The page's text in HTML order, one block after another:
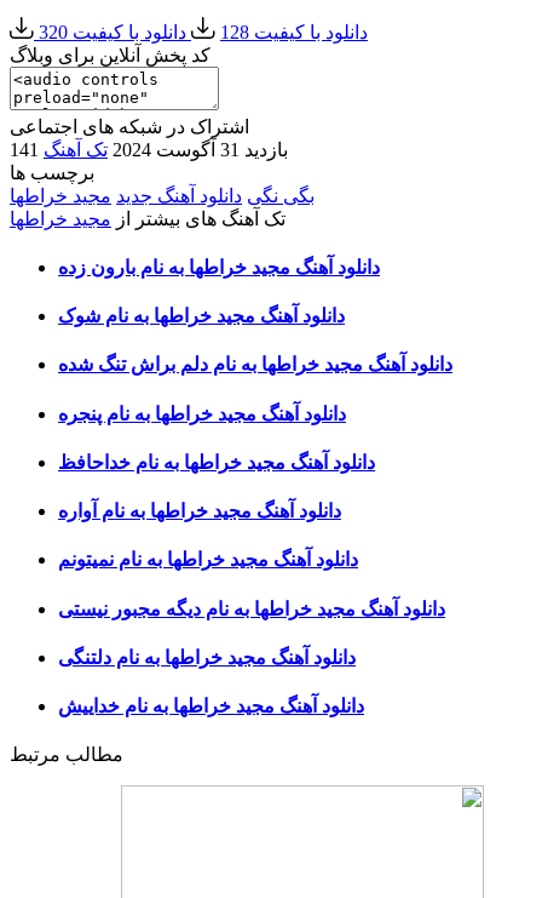
دانلود با کیفیت 128
دانلود با کیفیت 320
کد پخش آنلاین برای وبلاگ
اشتراک در شبکه های اجتماعی
141 بازدید 31 آگوست 2024
تک آهنگ
برچسب ها
بگی نگی دانلود آهنگ جدید مجید خراطها
تک آهنگ های بیشتر از مجید خراطها
دانلود آهنگ مجید خراطها به نام بارون زده
دانلود آهنگ مجید خراطها به نام شوک
دانلود آهنگ مجید خراطها به نام دلم براش تنگ شده
دانلود آهنگ مجید خراطها به نام پنجره
دانلود آهنگ مجید خراطها به نام خداحافظ
دانلود آهنگ مجید خراطها به نام آواره
دانلود آهنگ مجید خراطها به نام نمیتونم
دانلود آهنگ مجید خراطها به نام دیگه مجبور نیستی
دانلود آهنگ مجید خراطها به نام دلتنگی
دانلود آهنگ مجید خراطها به نام خداییش
مطالب مرتبط